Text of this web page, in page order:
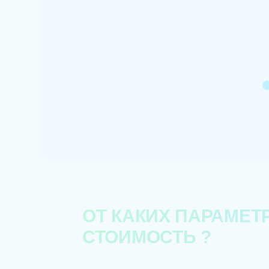
ОТ КАКИХ
СТОИМОСТЬ ?